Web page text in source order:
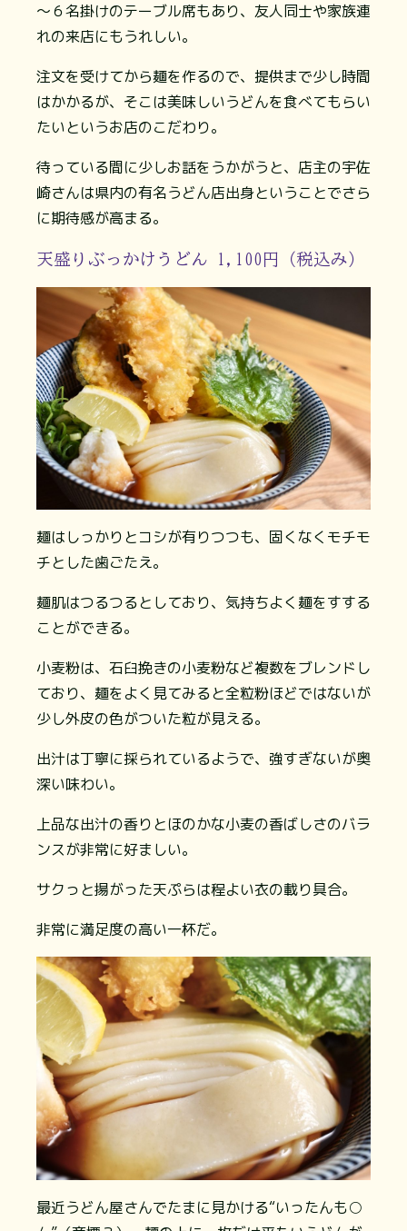
～６名掛けのテーブル席もあり、友人同士や家族連
れの来店にもうれしい。
注文を受けてから麺を作るので、提供まで少し時間
はかかるが、そこは美味しいうどんを食べてもらい
たいというお店のこだわり。
待っている間に少しお話をうかがうと、店主の宇佐
崎さんは県内の有名うどん店出身ということでさら
に期待感が高まる。
天盛りぶっかけうどん 1,100円（税込み）
麺はしっかりとコシが有りつつも、固くなくモチモ
チとした歯ごたえ。
麺肌はつるつるとしており、気持ちよく麺をすする
ことができる。
小麦粉は、石臼挽きの小麦粉など複数をブレンドし
ており、麺をよく見てみると全粒粉ほどではないが
少し外皮の色がついた粒が見える。
出汁は丁寧に採られているようで、強すぎないが奥
深い味わい。
上品な出汁の香りとほのかな小麦の香ばしさのバラ
ンスが非常に好ましい。
サクっと揚がった天ぷらは程よい衣の載り具合。
非常に満足度の高い一杯だ。
最近うどん屋さんでたまに見かける“いったんも○